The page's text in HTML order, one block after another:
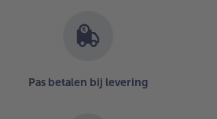
Pas betalen bij levering